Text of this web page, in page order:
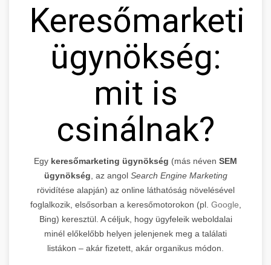
ügynökség:
mit is
csinálnak?
Egy keresőmarketing ügynökség (más néven SEM
ügynökség , az angol Search Engine Marketing
rövidítése alapján) az online láthatóság növelésével
foglalkozik, elsősorban a keresőmotorokon (pl. Google
Bing) keresztül. A céljuk, hogy ügyfeleik weboldalai
minél előkelőbb helyen jelenjenek meg a találati
listákon – akár fizetett, akár organikus módon.